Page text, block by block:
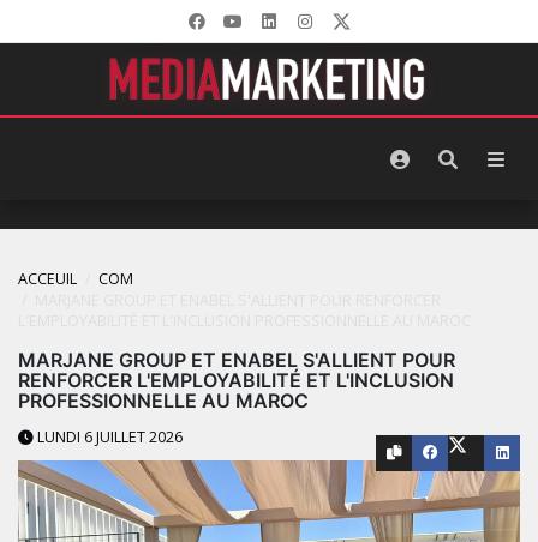
ACCEUIL
COM
MARJANE GROUP ET ENABEL S'ALLIENT POUR
RENFORCER L'EMPLOYABILITÉ ET L'INCLUSION
PROFESSIONNELLE AU MAROC
LUNDI 6 JUILLET 2026